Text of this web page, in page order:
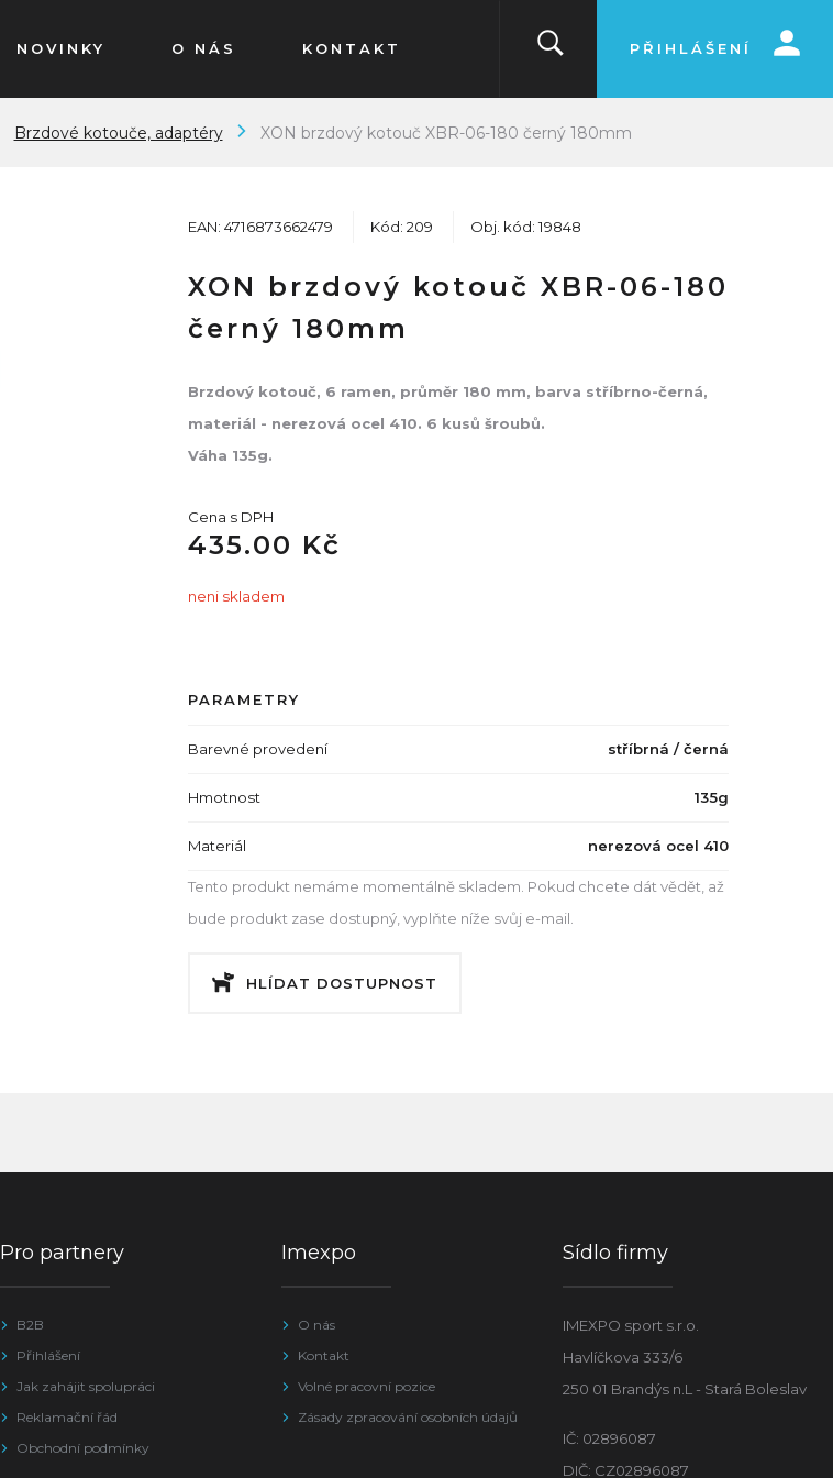
NOVINKY O NÁS KONTAKT PŘIHLÁŠENÍ
Brzdové kotouče, adaptéry XON brzdový kotouč XBR-06-180 černý 180mm
EAN: 4716873662479 Kód: 209 Obj. kód: 19848
XON brzdový kotouč XBR-06-180
černý 180mm
Brzdový kotouč, 6 ramen, průměr 180 mm, barva stříbrno-černá,
materiál - nerezová ocel 410. 6 kusů šroubů.
Váha 135g.
Cena s DPH
435.00 Kč
neni skladem
PARAMETRY
Barevné provedení stříbrná / černá
Hmotnost 135g
Materiál nerezová ocel 410
Tento produkt nemáme momentálně skladem. Pokud chcete dát vědět, až
bude produkt zase dostupný, vyplňte níže svůj e-mail.
HLÍDAT DOSTUPNOST
Pro partnery
B2B
Přihlášení
Jak zahájit spolupráci
Reklamační řád
Obchodní podmínky
Imexpo
O nás
Kontakt
Volné pracovní pozice
Zásady zpracování osobních údajů
Sídlo firmy
IMEXPO sport s.r.o.
Havlíčkova 333/6
250 01 Brandýs n.L - Stará Boleslav
IČ: 02896087
DIČ: CZ02896087